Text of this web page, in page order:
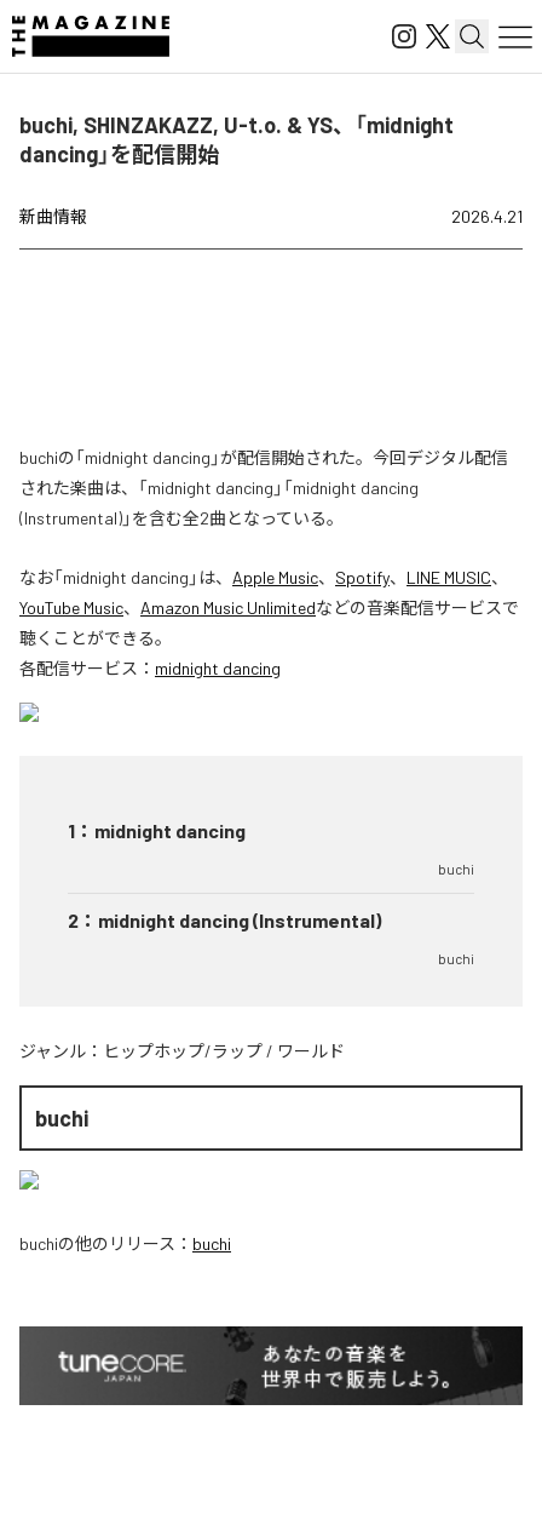
buchi, SHINZAKAZZ, U-t.o. & YS、「midnight
dancing」を配信開始
新曲情報 2026.4.21
buchiの「midnight dancing」が配信開始された。今回デジタル配信
された楽曲は、「midnight dancing」「midnight dancing
(Instrumental)」を含む全2曲となっている。
なお「midnight dancing 」は、 Apple Music、 Spotify、 LINE MUSIC、
YouTube Music、 Amazon Music Unlimitedなどの音楽配信サービスで
聴くことができる。
各配信サービス： midnight dancing
1 ： midnight dancing
buchi
2 ： midnight dancing (Instrumental)
buchi
ジャンル： ヒップホップ/ラップ / ワールド
buchi
buchiの他のリリース： buchi